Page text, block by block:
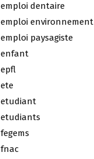
emploi dentaire
emploi environnement
emploi paysagiste
enfant
epfl
ete
etudiant
etudiants
fegems
fnac